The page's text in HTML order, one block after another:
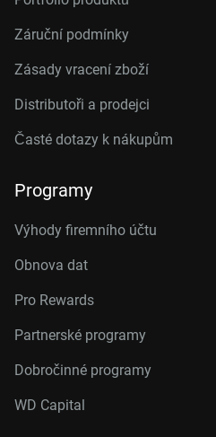
Záruční podmínky
Zásady vracení zboží
Distributoři a prodejci
Časté dotazy k nákupům
Programy
Výhody firemního účtu
Obnova dat
Pro Rewards
Partnerské programy
Dobročinné programy
WD Capital